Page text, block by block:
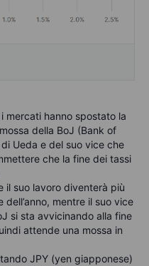
mercati hanno spostato la
della BoJ (Bank of
Ueda e del suo vice che
che la fine dei tassi
il suo lavoro diventerà più
mentre il suo vice
si sta avvicinando alla fine
attende una mossa in
JPY (yen giapponese)